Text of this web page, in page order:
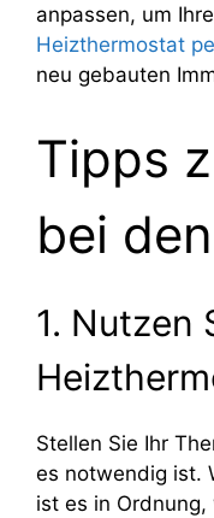
anpassen, um
Heizthermostat
neu gebauten
Tipps
bei
1. Nutzen
Stellen Sie Ihr
es notwendig ist.
ist es in